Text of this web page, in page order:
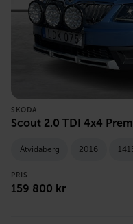
SKODA
Scout 2.0 TDI 4x4
Åtvidaberg 2016
PRIS
159 800 kr